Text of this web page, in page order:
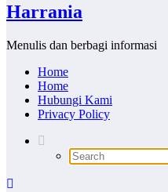
Harrania
Menulis dan berbagi informasi
Home
Home
Hubungi Kami
Privacy Policy